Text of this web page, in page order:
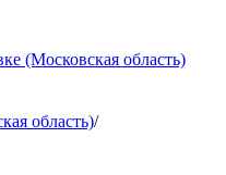
(Московская область)
область)/